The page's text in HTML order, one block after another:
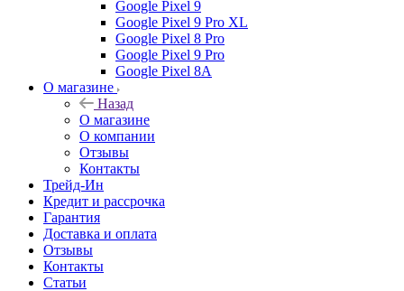
Google Pixel 9
Google Pixel 9 Pro XL
Google Pixel 8 Pro
Google Pixel 9 Pro
Google Pixel 8A
О магазине
Назад
О магазине
О компании
Отзывы
Контакты
Трейд-Ин
Кредит и рассрочка
Гарантия
Доставка и оплата
Отзывы
Контакты
Статьи